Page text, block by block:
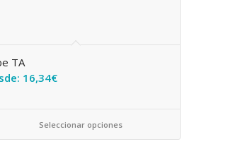
TA
16,34€
Seleccionar opciones